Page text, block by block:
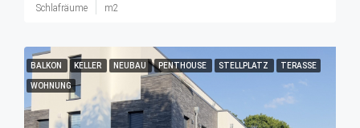
Schlafräume m2
BALKON KELLER NEUBAU PENTHOUSE STELLPLATZ TERASSE
WOHNUNG